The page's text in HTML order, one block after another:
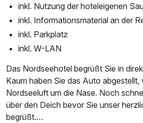
inkl. Nutzung der hoteleigenen
inkl. Informationsmaterial an der
inkl. Parkplatz
inkl. W-LAN
Das Nordseehotel begrüßt Sie in
Kaum haben Sie das Auto
Nordseeluft um die Nase. Noch
über den Deich bevor Sie unser
begrüßt.